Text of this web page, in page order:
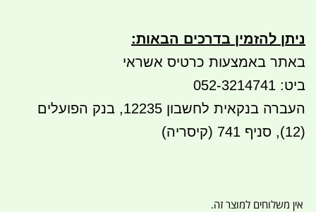
ניתן להזמין בדרכים הבאות:
באתר באמצעות כרטיס אשראי
ביט: 052-3214741
העברה בנקאית לחשבון 12235, בנק הפועלים
(12), סניף 741 (קיסריה)
אין משלוחים למוצר זה.